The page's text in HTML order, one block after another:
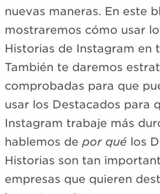
nuevas maneras. En este
mostraremos cómo usar
Historias de Instagram en
También te daremos
comprobadas para que
usar los Destacados para
Instagram trabaje más
hablemos de por qué los
Historias son tan
empresas que quieren